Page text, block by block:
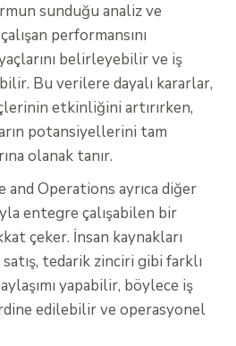
sunduğu analiz ve
performansını
belirleyebilir ve iş
Bu verilere dayalı kararlar,
etkinliğini artırırken,
potansiyellerini tam
olanak tanır.
and Operations ayrıca diğer
entegre çalışabilen bir
çeker. İnsan kaynakları
tedarik zinciri gibi farklı
yapabilir, böylece iş
edilebilir ve operasyonel